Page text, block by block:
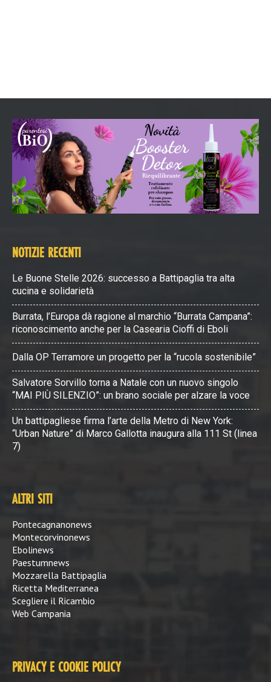
NOTIZIE RECENTI
Le Buone Stelle 2026: successo a Battipaglia tra alta
cucina e solidarietà
Burrata, l’Europa dà ragione al marchio “Burrata Campana”:
riconoscimento anche per la Casearia Cioffi di Eboli
Dalla OP Terramore un progetto per la “rucola sostenibile”
Salvatore Sorvillo torna a Natale con un nuovo singolo
“MAI PIÙ SILENZIO”: un brano sociale per alzare la voce
Un battipagliese firma l’arte della Metro di New York:
“Urban Nature” di Marco Gallotta inaugura alla 111 St (linea
7)
ALTRI SITI
Pontecagnanonews
Montecorvinonews
Ebolinews
Paestumnews
Mozzarella Battipaglia
Ricetta Mediterranea
Scegliere il Ricambio
Web Campania
PRIVACY E COOKIE POLICY